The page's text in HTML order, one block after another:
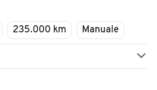
235.000 km Manuale